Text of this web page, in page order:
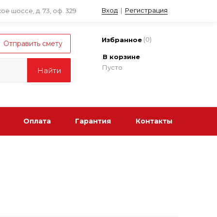
шоссе, д. 73, оф. 329 Вход | Регистрация
Избранное (0)
В корзине
Пусто
Оплата Гарантия Контакты